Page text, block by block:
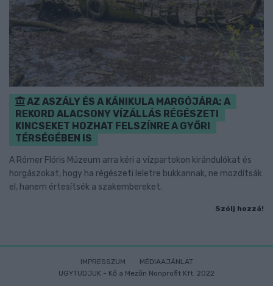
AZ ASZÁLY ÉS A KÁNIKULA MARGÓJÁRA: A
REKORD ALACSONY VÍZÁLLÁS RÉGÉSZETI
KINCSEKET HOZHAT FELSZÍNRE A GYŐRI
TÉRSÉGÉBEN IS
A Rómer Flóris Múzeum arra kéri a vízpartokon kirándulókat és
horgászokat, hogy ha régészeti leletre bukkannak, ne mozdítsák
el, hanem értesítsék a szakembereket.
Szólj hozzá!
IMPRESSZUM
MÉDIAAJÁNLAT
UGYTUDJUK - Kő a Mezőn Nonprofit Kft. 2022